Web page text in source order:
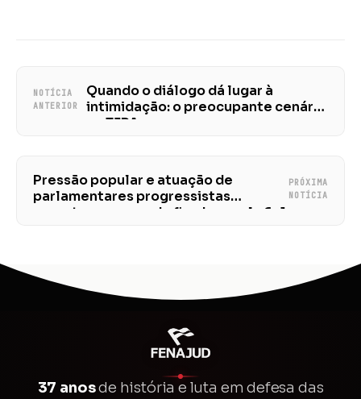
NOTÍCIA
ANTERIOR
Quando o diálogo dá lugar à
intimidação: o preocupante cenário
no TJPA
Pressão popular e atuação de
parlamentares progressistas
garantem avanço do fim da escala 6×1
PRÓXIMA
NOTÍCIA
37 anosde história e luta em defesa das